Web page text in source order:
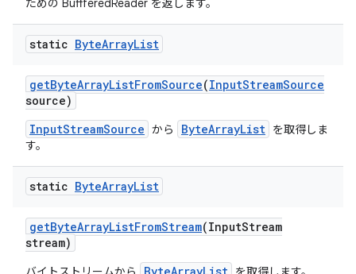
ための BuffferedReader を返します。
static ByteArrayList
getByteArrayListFromSource(InputStreamSource
source)
InputStreamSource から ByteArrayList を取得しま
す。
static ByteArrayList
getByteArrayListFromStream(InputStream
stream)